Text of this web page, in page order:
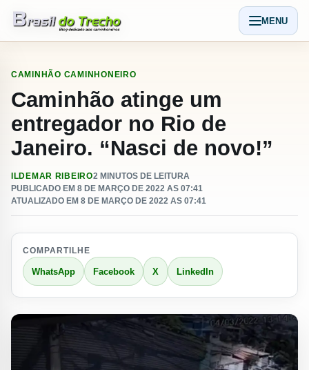
Abrir
MENU
CAMINHÃO CAMINHONEIRO
Caminhão atinge um
entregador no Rio de
Janeiro. “Nasci de novo!”
ILDEMAR RIBEIRO2 MINUTOS DE LEITURA
PUBLICADO EM 8 DE MARÇO DE 2022 AS 07:41
ATUALIZADO EM 8 DE MARÇO DE 2022 AS 07:41
COMPARTILHE
WhatsApp Facebook X LinkedIn